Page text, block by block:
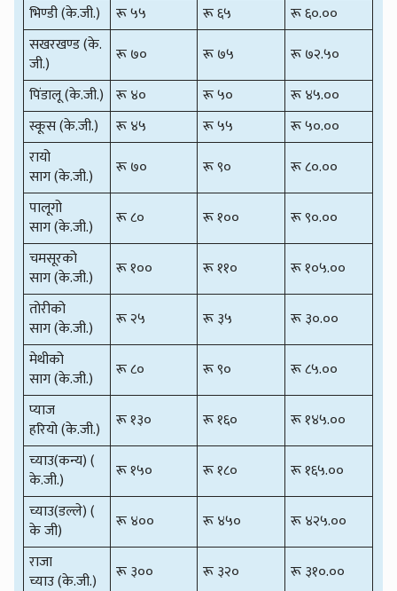
भिण्डी (के.जी.) रू ५५ रू ६५
रू ६०.००
सखरखण्ड (के.
जी.)
रू ७० रू ७५
रू ७२.५०
पिंडालू (के.जी.) रू ४० रू ५०
रू ४५.००
स्कूस (के.जी.)
रू ४५ रू ५५
रू ५०.००
रायो
साग (के.जी.)
रू ७० रू ९०
रू ८०.००
पालूगो
साग (के.जी.)
रू ८० रू १००
रू ९०.००
चमसूरको
साग (के.जी.)
रू १०० रू ११०
रू १०५.००
तोरीको
साग (के.जी.)
रू २५ रू ३५
रू ३०.००
मेथीको
साग (के.जी.)
रू ८० रू ९०
रू ८५.००
प्याज
हरियो (के.जी.)
रू १३० रू १६०
रू १४५.००
च्याउ(कन्य) (
के.जी.)
रू १५० रू १८०
रू १६५.००
च्याउ(डल्ले) (
के जी)
रू ४०० रू ४५०
रू ४२५.००
राजा
च्याउ (के.जी.)
रू ३०० रू ३२० रू ३१०.००